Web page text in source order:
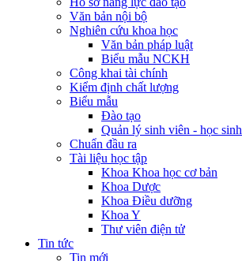
Văn bản nội bộ
Nghiên cứu khoa học
Văn bản pháp luật
Biểu mẫu NCKH
Công khai tài chính
Kiểm định chất lượng
Biểu mẫu
Đào tạo
Quản lý sinh viên - học sinh
Chuẩn đầu ra
Tài liệu học tập
Khoa Khoa học cơ bản
Khoa Dược
Khoa Điều dưỡng
Khoa Y
Thư viên điện tử
Tin tức
Tin mới